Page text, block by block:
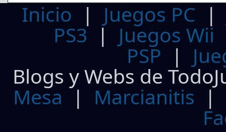
Inicio | Juegos PC
PS3| Juegos Wii
PSP |
Blogs y Webs de
Mesa | Marcianitis |